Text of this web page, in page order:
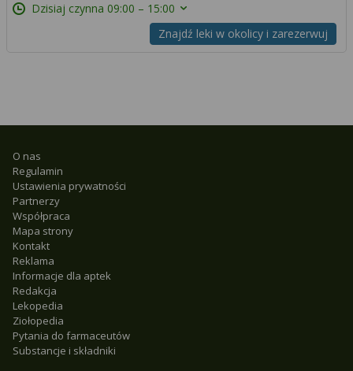
Dzisiaj czynna 09:00 – 15:00
Znajdź leki w okolicy i zarezerwuj
O nas
Regulamin
Ustawienia prywatności
Partnerzy
Współpraca
Mapa strony
Kontakt
Reklama
Informacje dla aptek
Redakcja
Lekopedia
Ziołopedia
Pytania do farmaceutów
Substancje i składniki